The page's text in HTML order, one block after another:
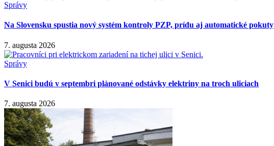
Správy
Na Slovensku spustia nový systém kontroly PZP, prídu aj automatické pokuty
7. augusta 2026
Správy
V Senici budú v septembri plánované odstávky elektriny na troch uliciach
7. augusta 2026